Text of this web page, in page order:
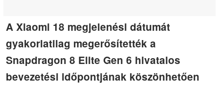
A Xiaomi 18 megjelenési dátumát
gyakorlatilag megerősítették a
Snapdragon 8 Elite Gen 6 hivatalos
bevezetési időpontjának köszönhetően